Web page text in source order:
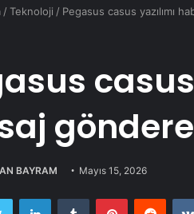
/Teknoloji / Pegasus casus yazılımı
BAYRAM Mayıs 15, 2026
Twitter LinkedInTumblr Pinterest